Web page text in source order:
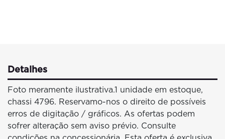
Detalhes
Foto meramente ilustrativa.1 unidade em estoque,
chassi 4796. Reservamo-nos o direito de possíveis
erros de digitação / gráficos. As ofertas podem
sofrer alteração sem aviso prévio. Consulte